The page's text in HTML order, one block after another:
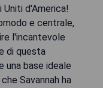
Uniti d'America!
e centrale,
l'incantevole
di questa
base ideale
Savannah ha